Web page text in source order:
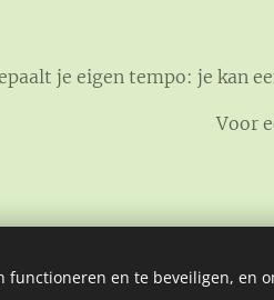
je eigen tempo: je kan
Voor
200 - 3920 Lommel
functioneren en te beveiligen, en